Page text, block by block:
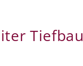
Tiefbau